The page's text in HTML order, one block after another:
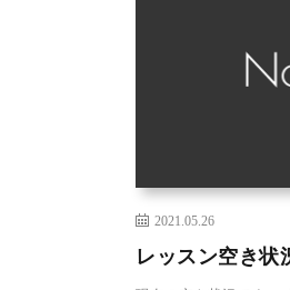
2021.05.26
レッスン空き状